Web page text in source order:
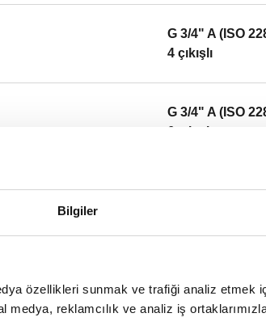
Bilgiler
özellikleri sunmak ve trafiği analiz etmek
medya, reklamcılık ve analiz iş
G 3/4" A (ISO
4 çıkışlı
G 3/4" A (ISO
6 çıkışlı
G 3/4" A (ISO
8 çıkışlı